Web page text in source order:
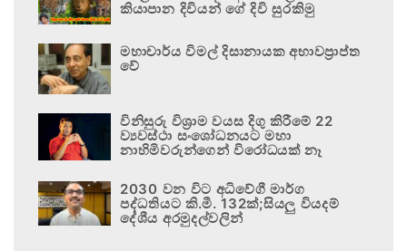
කියාපාන දිවියන් ගේ දිවි සුරකිමු
මහාචාර්ය විමල් දිසානායක අභාවප්‍රාප්ත
වේ
විනිසුරු විශ්‍රාම වයස දිගු කිරීමේ 22
ව්‍යවස්ථා සංශෝධනයට මහා
නාහිමිවරුන්ගෙන් විරෝධයක් නෑ
2030 වන විට අධිවේගී මාර්ග
පද්ධතියට කි.මී. 132ක්;සියලු වියදම්
දේශීය අරමුදල්වලින්